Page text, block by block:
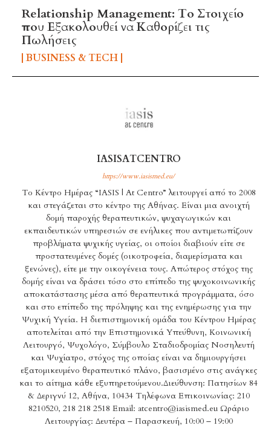
Relationship Management: Το Στοιχείο
που Εξακολουθεί να Καθορίζει τις
Πωλήσεις
BUSINESS & TECH
IASISATCENTRO
https://www.iasismed.eu/
Το Κέντρο Ημέρας “IASIS | At Centro” λειτουργεί από το 2008
και στεγάζεται στο κέντρο της Αθήνας. Είναι μια ανοιχτή
δομή παροχής θεραπευτικών, ψυχαγωγικών και
εκπαιδευτικών υπηρεσιών σε ενήλικες που αντιμετωπίζουν
προβλήματα ψυχικής υγείας, οι οποίοι διαβιούν είτε σε
προστατευμένες δομές (οικοτροφεία, διαμερίσματα και
ξενώνες), είτε με την οικογένεια τους. Απώτερος στόχος της
δομής είναι να δράσει τόσο στο επίπεδο της ψυχοκοινωνικής
αποκατάστασης μέσα από θεραπευτικά προγράμματα, όσο
και στο επίπεδο της πρόληψης και της ενημέρωσης για την
Ψυχική Υγεία. Η διεπιστημονική ομάδα του Κέντρου Ημέρας
αποτελείται από την Επιστημονικά Υπεύθυνη, Κοινωνική
Λειτουργό, Ψυχολόγο, Σύμβουλο Σταδιοδρομίας Νοσηλευτή
και Ψυχίατρο, στόχος της οποίας είναι να δημιουργήσει
εξατομικευμένο θεραπευτικό πλάνο, βασισμένο στις ανάγκες
και το αίτημα κάθε εξυπηρετούμενου.Διεύθυνση: Πατησίων 84
& Δεριγνύ 12, Αθήνα, 10434 Τηλέφωνα Επικοινωνίας: 210
8210520, 218 218 2518 Email: atcentro@iasismed.eu Ωράριο
Λειτουργίας: Δευτέρα – Παρασκευή, 10:00 – 19:00